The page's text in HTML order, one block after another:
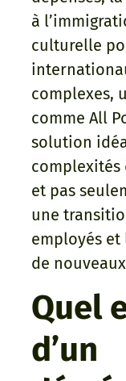
à
culturelle
complexes,
comme All
solution
complexités
et pas
une
employés et
de
Quel
d’un